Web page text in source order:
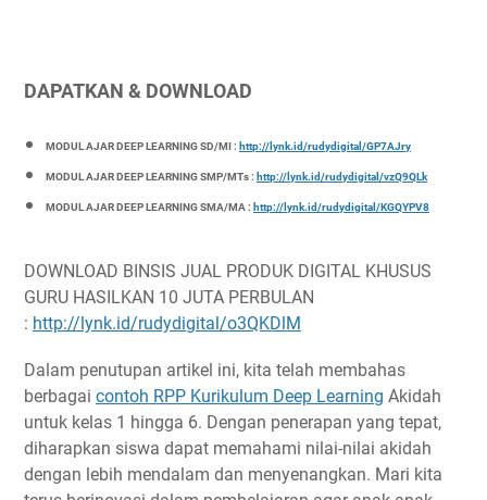
DAPATKAN & DOWNLOAD
MODUL AJAR DEEP LEARNING SD/MI : http://lynk.id/rudydigital/GP7AJry
MODUL AJAR DEEP LEARNING SMP/MTs : http://lynk.id/rudydigital/vzQ9QLk
MODUL AJAR DEEP LEARNING SMA/MA : http://lynk.id/rudydigital/KGQYPV8
DOWNLOAD BINSIS JUAL PRODUK DIGITAL KHUSUS
GURU HASILKAN 10 JUTA PERBULAN
: http://lynk.id/rudydigital/o3QKDlM
Dalam penutupan artikel ini, kita telah membahas
berbagai contoh RPP Kurikulum Deep Learning Akidah
untuk kelas 1 hingga 6. Dengan penerapan yang tepat,
diharapkan siswa dapat memahami nilai-nilai akidah
dengan lebih mendalam dan menyenangkan. Mari kita